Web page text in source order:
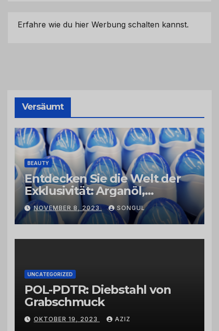
Erfahre wie du hier Werbung schalten kannst.
Versäumt
BEAUTY
Entdecken Sie die Welt der
Exklusivität: Arganöl,
Kaktusfeigenkernöl und
Schwarzkümmelöl von
vertrauenswürdigen
Großhändlern und Anbietern
NOVEMBER 8, 2023 SONGUL
UNCATEGORIZED
POL-PDTR: Diebstahl von
Grabschmuck
OKTOBER 19, 2023 AZIZ